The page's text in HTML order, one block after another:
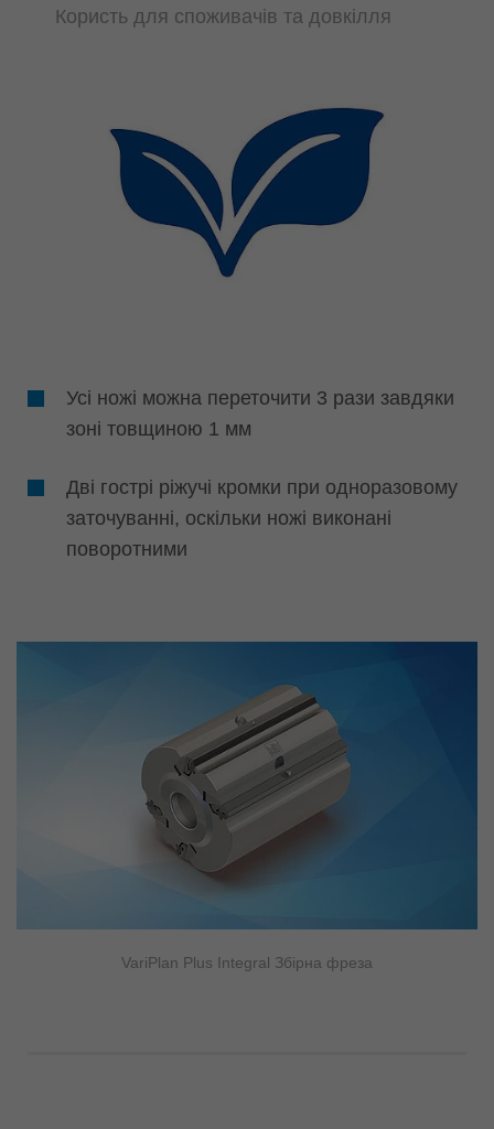
Користь для споживачів та довкілля
Усі ножі можна переточити 3 рази завдяки
зоні товщиною 1 мм
Дві гострі ріжучі кромки при одноразовому
заточуванні, оскільки ножі виконані
поворотними
VariPlan Plus Integral Збірна фреза